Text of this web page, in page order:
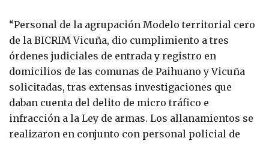
“Personal de la agrupación Modelo territorial cero
de la BICRIM Vicuña, dio cumplimiento a tres
órdenes judiciales de entrada y registro en
domicilios de las comunas de Paihuano y Vicuña
solicitadas, tras extensas investigaciones que
daban cuenta del delito de micro tráfico e
infracción a la Ley de armas. Los allanamientos se
realizaron en conjunto con personal policial de